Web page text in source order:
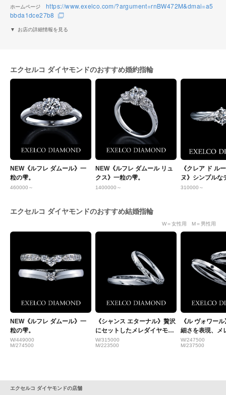
ホームページ
https://www.exelco.com/?argument=rnBW472M&dmai=a5
bbda1dce27b8
お店の詳細情報を見る
エクセルコ ダイヤモンドのおすすめ婚約指輪
NEW《ルフレ ダムール》一
粒の雫。
460000～
NEW《ルフレ ダムール リュ
クス》一粒の雫。
1400000～
《クレア ド ル
ヌ》シンプルな
イヤとプラチナ
310000～
エクセルコ ダイヤモンドのおすすめ結婚指輪
W＝女性用 M＝男性用
NEW《ルフレ ダムール》一
粒の雫。
W/449000
M/274500
《シャンス エターナル》贅沢
にセットしたメレダイヤモン
ドが美しいリング
W/315000
M/223500
《ル ヴォワー
細さを表現、メ
ルグレインが1
W/247500
M/237500
エクセルコ ダイヤモンドの店舗